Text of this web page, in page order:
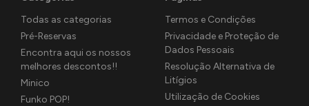
Todas as categorias
Pré-Reservas
Encontra aqui os nossos
melhores descontos!!
Minico
Funko POP!
Termos e Condições
Privacidade e Proteção de
Dados Pessoais
Resolução Alternativa de
Litígios
Utilização de Cookies